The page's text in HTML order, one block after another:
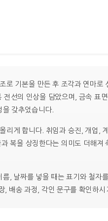
기본을 만든 후 조각과 연마로
선의 인상을 담았으며, 금속 표
갖추었습니다.
리게 합니다. 취임과 승진, 개업,
복을 상징한다는 의미도 더해져
, 날짜를 넣을 때는 표기와 철자
배송 과정, 각인 문구를 확인하시